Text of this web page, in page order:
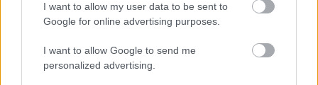
I want to allow my user data to be sent to
Google for online advertising purposes.
I want to allow Google to send me
personalized advertising.
Julija Melamed: "Gyerekkoromban
arról álmodtam, hogy fagylaltárus
leszek"